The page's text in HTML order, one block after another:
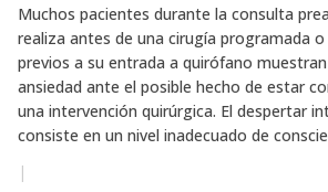
Muchos pacientes durante la consulta
realiza antes de una cirugía programada
previos a su entrada a quirófano
ansiedad ante el posible hecho de estar
una intervención quirúrgica. El despertar
consiste en un nivel inadecuado de
|